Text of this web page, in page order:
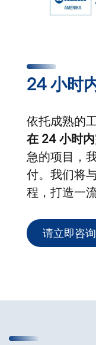
24 小时
依托成熟的
在 24 小时内
急的项目，
付。我们将
程，打造一
请立即咨询